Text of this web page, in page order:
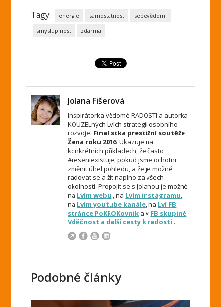
Tagy: energie samostatnost
sebevědomí
smysluplnost
zdarma
Jolana Fišerová
Inspirátorka vědomé RADOSTI a autorka
KOUZELných Lvích strategií osobního
rozvoje. Finalistka prestižní soutěže
Žena roku 2016. Ukazuje na
konkrétních příkladech, že často
#reseniexistuje, pokud jsme ochotni
změnit úhel pohledu, a že je možné
radovat se a žít naplno za všech
okolností. Propojit se s Jolanou je možné
na Lvím webu , na Lvím instagramu
na Lvím youtube kanále , na Lví FB
stránce PoKROKovnik a v FB skupině
Vděčnost a další cesty k radosti .
Podobné články